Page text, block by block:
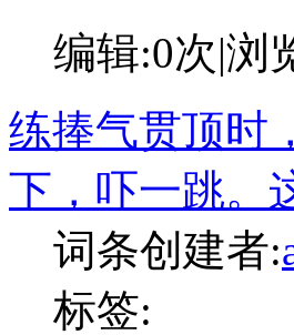
编辑:0次|浏
练捧气贯顶时
下，吓一跳。
词条创建者:
标签: